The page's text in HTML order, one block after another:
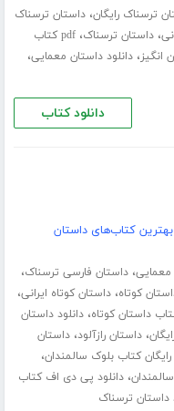
،داستان ترسناک
،داستان ترسناک،
pdf کتاب
انگیز،دانلود داستان معمایی،
دانلود کتاب
بهترین کتاب‌های داستان
معمایی،داستان فارسی ترسناک،
کوتاه،داستان کوتاه ایرانی،
داستان کوتاه،دانلود داستان
،داستان رازآلود،داستان
رایگان کتاب بلوک سالمندان،
،دانلود پی دی اف کتاب
داستان ترسناک